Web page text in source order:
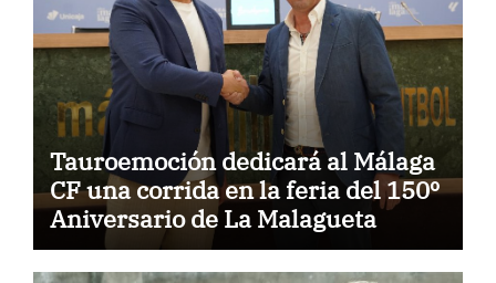
Tauroemoción dedicará al Málaga
CF una corrida en la feria del 150º
Aniversario de La Malagueta